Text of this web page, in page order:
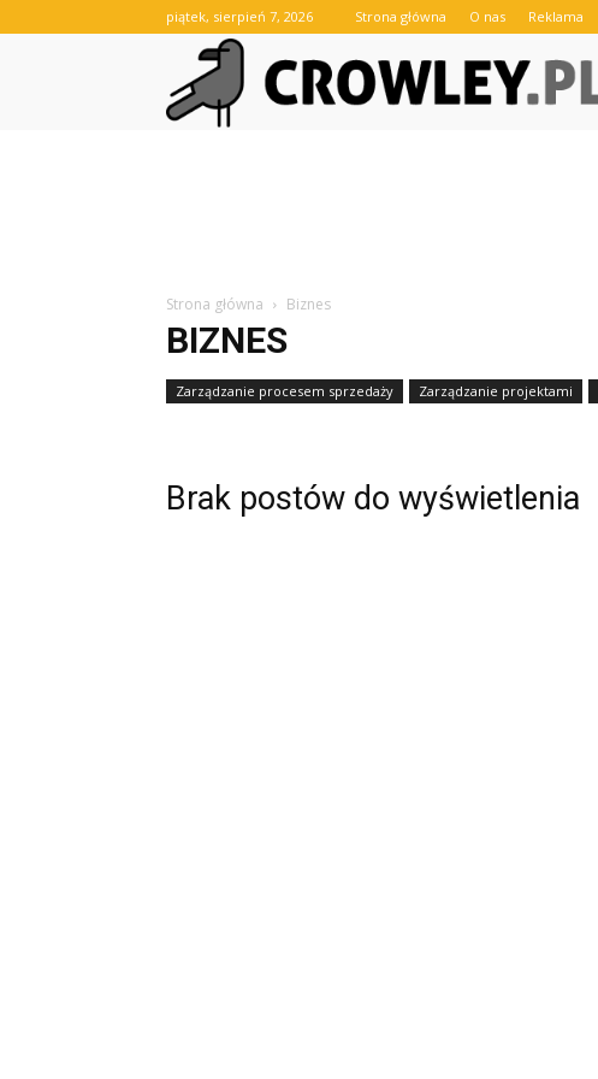
piątek, sierpień 7, 2026 Strona główna O nas Reklama
Strona główna Biznes
BIZNES
Zarządzanie procesem sprzedaży Zarządzanie projektami
Brak postów do wyświetlenia